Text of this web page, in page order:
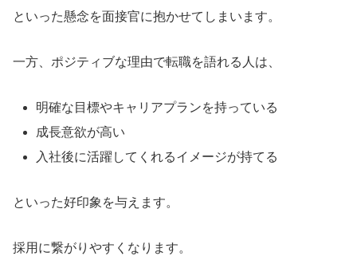
といった懸念を面接官に抱かせてしまいます。
一方、ポジティブな理由で転職を語れる人は、
明確な目標やキャリアプランを持っている
成長意欲が高い
入社後に活躍してくれるイメージが持てる
といった好印象を与えます。
採用に繋がりやすくなります。